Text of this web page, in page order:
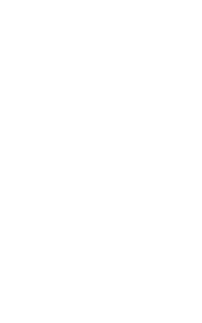
coerenza
racchiudere tutto
Perché teme che
“di parte”. Ma il
. Che cosa